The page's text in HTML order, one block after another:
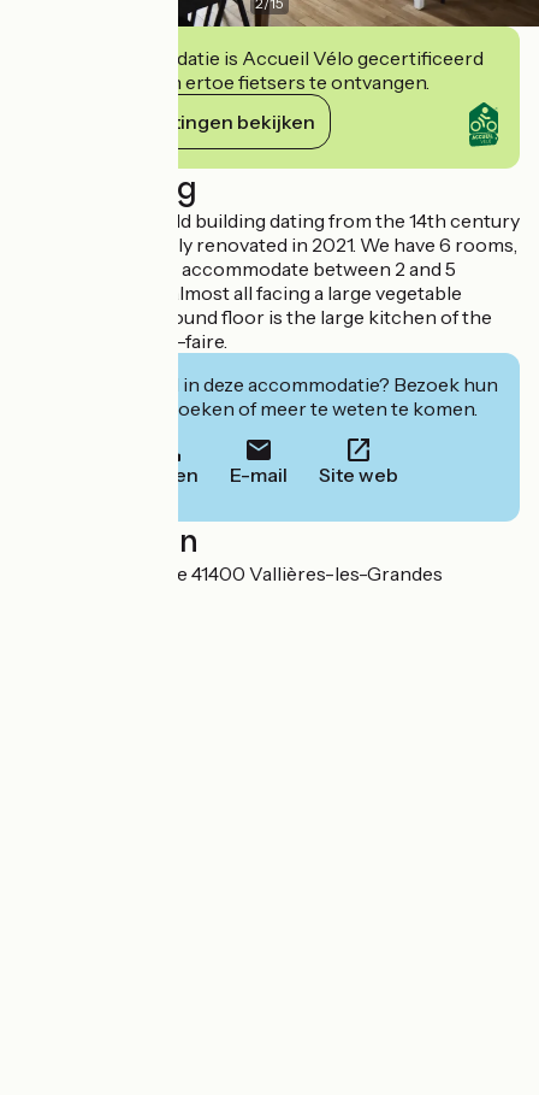
Deze accommodatie is Accueil Vélo gecertificeerd
en verbindt zich ertoe fietsers te ontvangen.
Haar verplichtingen bekijken
Beschrijving
La Prévôté is an old building dating from the 14th century
and was completely renovated in 2021. We have 6 rooms,
each of which can accommodate between 2 and 5
people. They are almost all facing a large vegetable
garden. On the ground floor is the large kitchen of the
Grange aux savoir-faire.
Geïnteresseerd in deze accommodatie? Bezoek hun
website om te boeken of meer te weten te komen.
Bellen E-mail Site web
Localisation
4A Place de l'Église 41400 Vallières-les-Grandes